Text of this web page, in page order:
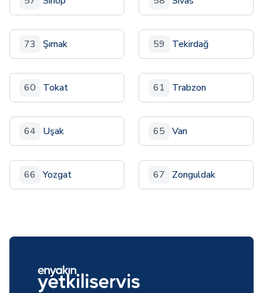
73 Şırnak 59 Tekirdağ
60 Tokat 61 Trabzon
64 Uşak 65 Van
66 Yozgat 67 Zonguldak